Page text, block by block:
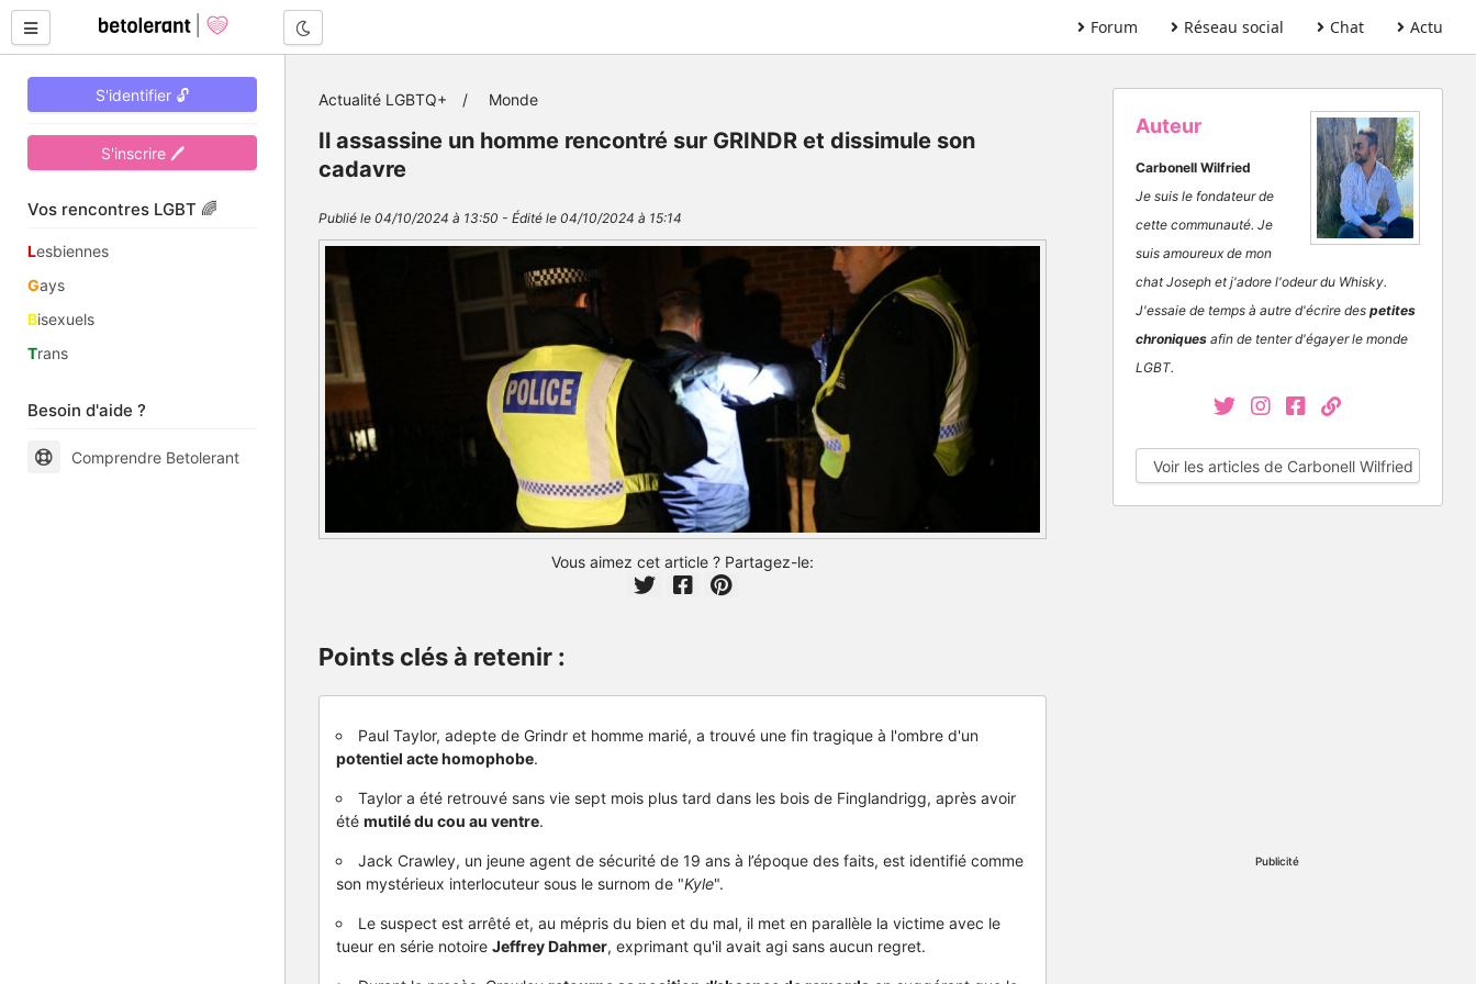
Forum Réseau social Chat Actu
S'identifier 🔓
S'inscrire 🖊
Vos rencontres LGBT 🌈
Lesbiennes
Gays
Bisexuels
Trans
Besoin d'aide ?
Comprendre Betolerant
Actualité LGBTQ+ Monde
Il assassine un homme rencontré sur GRINDR et dissimule son
cadavre
Publié le 04/10/2024 à 13:50 - Édité le 04/10/2024 à 15:14
Vous aimez cet article ? Partagez-le:
Points clés à retenir :
Paul Taylor, adepte de Grindr et homme marié, a trouvé une fin tragique à l'ombre d'un
potentiel acte homophobe.
Taylor a été retrouvé sans vie sept mois plus tard dans les bois de Finglandrigg, après avoir
été mutilé du cou au ventre.
Jack Crawley, un jeune agent de sécurité de 19 ans à l’époque des faits, est identifié comme
son mystérieux interlocuteur sous le surnom de "Kyle".
Le suspect est arrêté et, au mépris du bien et du mal, il met en parallèle la victime avec le
tueur en série notoire Jeffrey Dahmer, exprimant qu'il avait agi sans aucun regret.
Auteur
Carbonell Wilfried
Je suis le fondateur de
cette communauté. Je
suis amoureux de mon
chat Joseph et j'adore l'odeur du Whisky.
J'essaie de temps à autre d'écrire des petites
chroniquesafin de tenter d'égayer le monde
LGBT.
Voir les articles de Carbonell Wilfried
Publicité